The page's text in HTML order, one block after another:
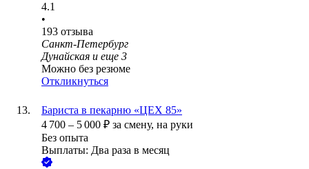
4.1
•
193 отзыва
Санкт-Петербург
Дунайская и еще 3
Можно без резюме
Откликнуться
Бариста в пекарню «ЦЕХ 85»
4 700 – 5 000 ₽ за смену, на руки
Без опыта
Выплаты: Два раза в месяц